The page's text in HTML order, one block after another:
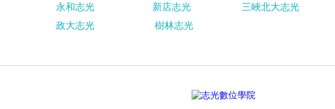
永和志光 新店志光 三峽北大志光
政大志光 樹林志光